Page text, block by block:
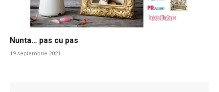
Nunta… pas cu pas
19 septembrie 2021